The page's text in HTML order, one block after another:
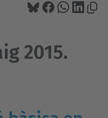
2015.